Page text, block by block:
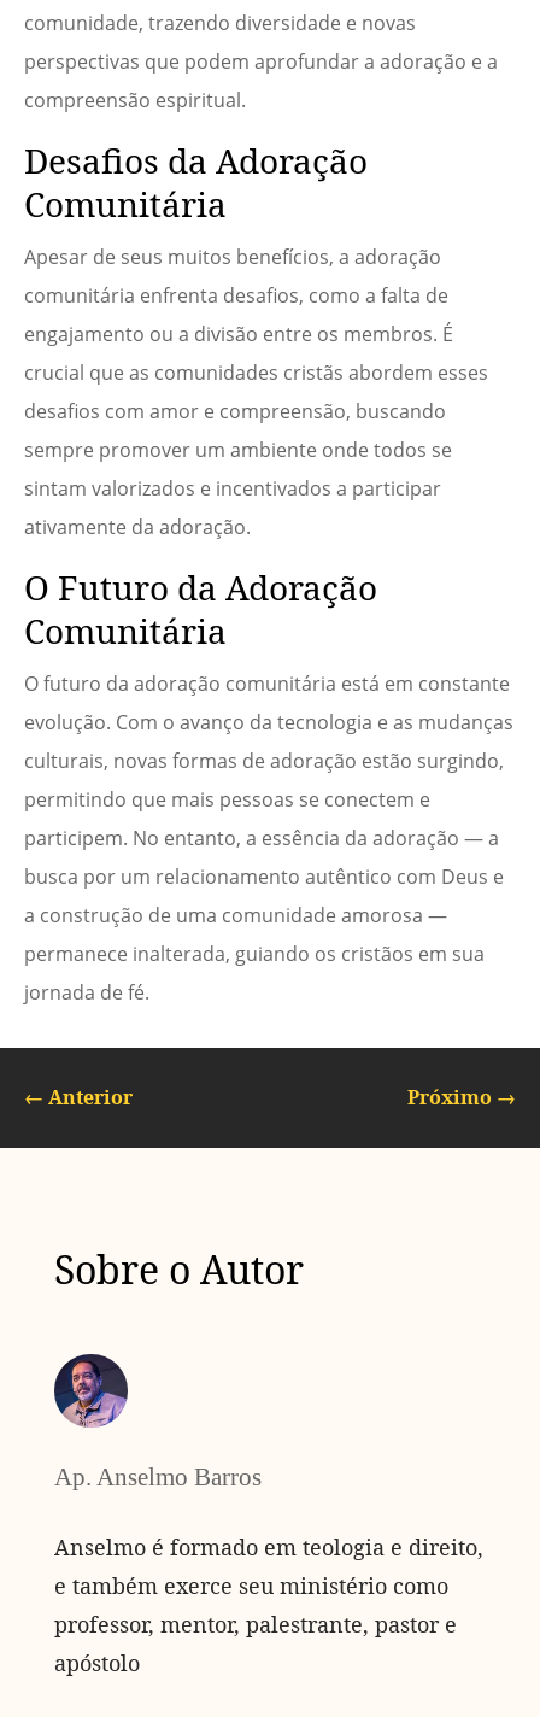
comunidade, trazendo diversidade e novas
perspectivas que podem aprofundar a adoração e a
compreensão espiritual.
Desafios da Adoração
Comunitária
Apesar de seus muitos benefícios, a adoração
comunitária enfrenta desafios, como a falta de
engajamento ou a divisão entre os membros. É
crucial que as comunidades cristãs abordem esses
desafios com amor e compreensão, buscando
sempre promover um ambiente onde todos se
sintam valorizados e incentivados a participar
ativamente da adoração.
O Futuro da Adoração
Comunitária
O futuro da adoração comunitária está em constante
evolução. Com o avanço da tecnologia e as mudanças
culturais, novas formas de adoração estão surgindo,
permitindo que mais pessoas se conectem e
participem. No entanto, a essência da adoração — a
busca por um relacionamento autêntico com Deus e
a construção de uma comunidade amorosa —
permanece inalterada, guiando os cristãos em sua
jornada de fé.
← Anterior Próximo →
Sobre o Autor
Ap. Anselmo Barros
Anselmo é formado em teologia e direito,
e também exerce seu ministério como
professor, mentor, palestrante, pastor e
apóstolo